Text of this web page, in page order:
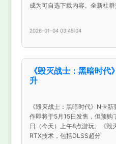
成为可自选下载内容。全新社
2026-01-04 03:45:04
《毁灭战士：黑暗时
升
《毁灭战士：黑暗时代》N卡
作即将于5月15日发售，但预购
日（今天）上午8点游玩。《毁
RTX技术，包括DLSS超分